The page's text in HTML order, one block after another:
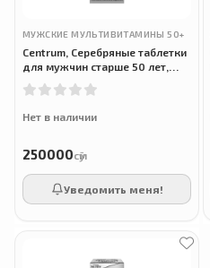
МУЖСКИЕ МУЛЬТИВИТАМИНЫ 50+
Centrum, Серебряные таблетки
для мужчин старше 50 лет,
Multivitamin for Men 50+, 65
таблеток
Нет в наличии
250000сӯм
Уведомить меня!